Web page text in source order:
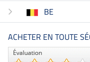
BE
ACHETER EN TOUTE